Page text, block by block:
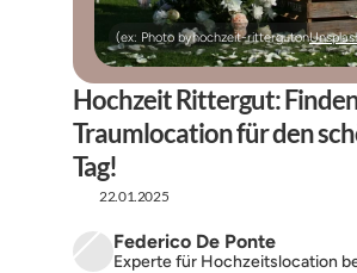
(ex: Photo byhochzeit-ritterguton
Hochzeit Rittergut:
Traumlocation für den
Tag!
22.01.2025
Federico De Ponte
Experte für Hochzeitslocation